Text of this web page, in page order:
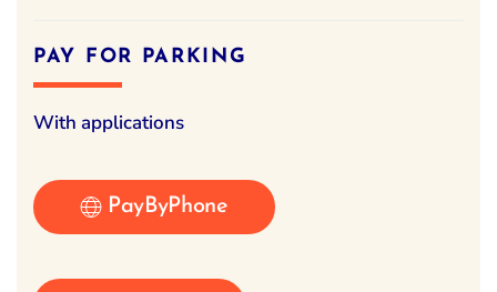
PAY FOR PARKING
With applications
PayByPhone